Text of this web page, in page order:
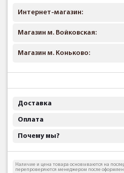
Интернет-магазин:
Магазин м. Войковская:
Магазин м. Коньково:
Доставка
Оплата
Почему мы?
Наличие и цена товара основываются на
перепроверяются менеджером после